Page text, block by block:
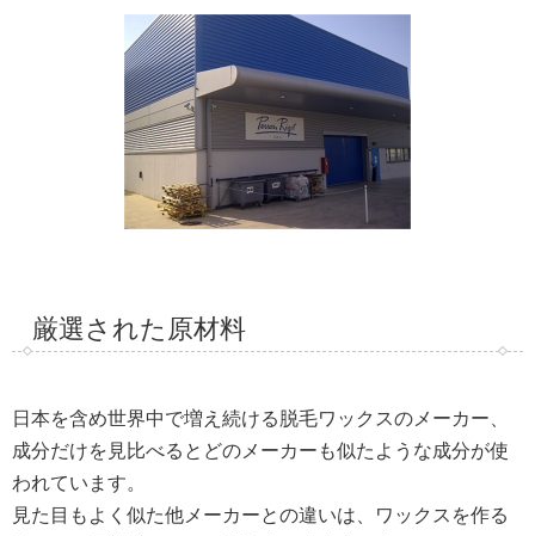
厳選された原材料
日本を含め世界中で増え続ける脱毛ワックスのメーカー、
成分だけを見比べるとどのメーカーも似たような成分が使
われています。
見た目もよく似た他メーカーとの違いは、ワックスを作る